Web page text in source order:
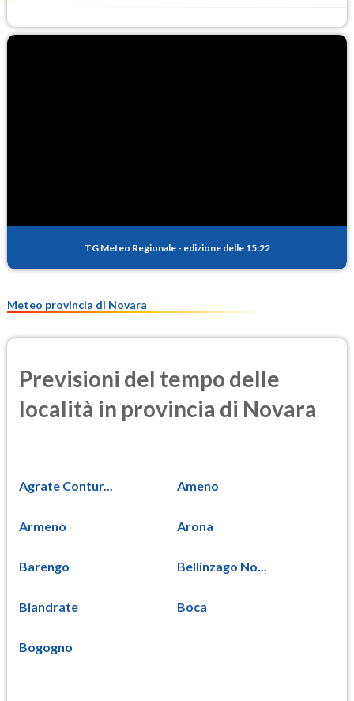
TG Meteo Regionale - edizione delle 15:22
Meteo provincia di Novara
Previsioni del tempo delle
località in provincia di Novara
Agrate Contur... Ameno
Armeno Arona
Barengo Bellinzago No...
Biandrate Boca
Bogogno